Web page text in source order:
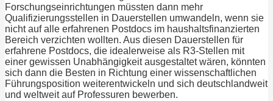
Forschungseinrichtungen müssten dann mehr
Qualifizierungsstellen in Dauerstellen umwandeln, wenn sie
nicht auf alle erfahrenen Postdocs im haushaltsfinanzierten
Bereich verzichten wollten. Aus diesen Dauerstellen für
erfahrene Postdocs, die idealerweise als R3-Stellen mit
einer gewissen Unabhängigkeit ausgestaltet wären, könnten
sich dann die Besten in Richtung einer wissenschaftlichen
Führungsposition weiterentwickeln und sich deutschlandweit
und weltweit auf Professuren bewerben.